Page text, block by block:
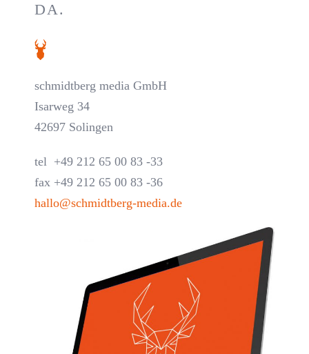
DA.
schmidtberg media GmbH
Isarweg 34
42697 Solingen
tel +49 212 65 00 83 -33
fax +49 212 65 00 83 -36
hallo@schmidtberg-media.de